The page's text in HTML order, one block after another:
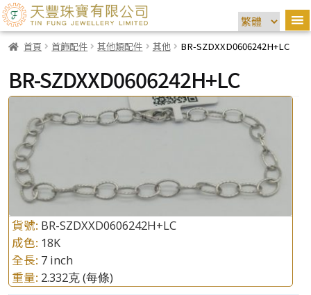
首頁 首飾配件 其他類配件 其他 BR-SZDXXD0606242H+LC
BR-SZDXXD0606242H+LC
貨號: BR-SZDXXD0606242H+LC
成色: 18K
全長: 7 inch
重量: 2.332克(每條)